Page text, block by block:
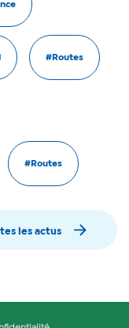
#Routes
#Routes
les actus